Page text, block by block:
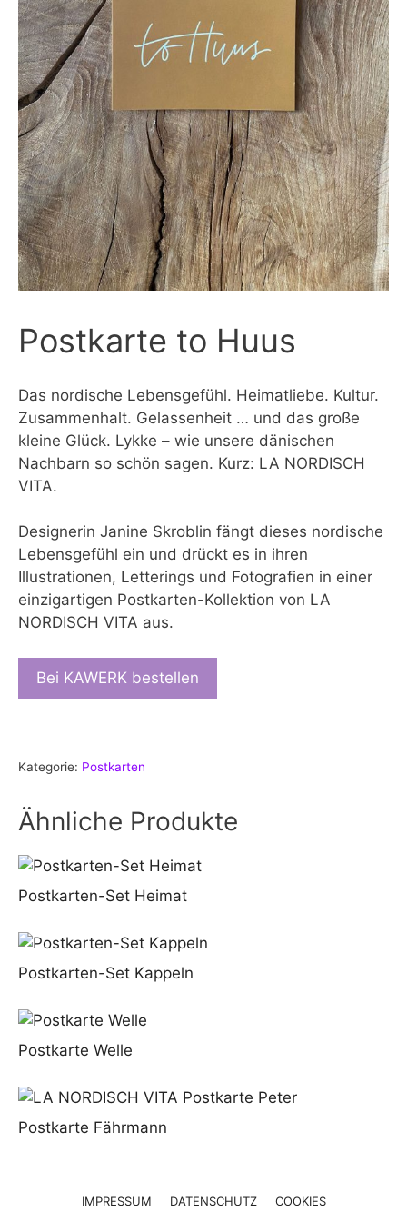
Postkarte to Huus
Das nordische Lebensgefühl. Heimatliebe. Kultur.
Zusammenhalt. Gelassenheit … und das große
kleine Glück. Lykke – wie unsere dänischen
Nachbarn so schön sagen. Kurz: LA NORDISCH
VITA.
Designerin Janine Skroblin fängt dieses nordische
Lebensgefühl ein und drückt es in ihren
Illustrationen, Letterings und Fotografien in einer
einzigartigen Postkarten-Kollektion von LA
NORDISCH VITA aus.
Bei KAWERK bestellen
Kategorie: Postkarten
Ähnliche Produkte
Postkarten-Set Heimat
Postkarten-Set Kappeln
Postkarte Welle
Postkarte Fährmann
IMPRESSUM DATENSCHUTZ COOKIES